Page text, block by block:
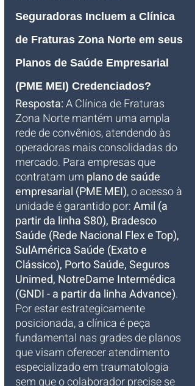
Seguradoras Incluem a Clínica
de Fraturas Zona Norte em seus
Planos de Saúde Empresarial
(PME MEI) Credenciados?
Resposta: A Clínica de Fraturas
Zona Norte mantém uma ampla
rede de convênios, atendendo às
operadoras mais consolidadas do
mercado. Para empresas que
contratam um plano de saúde
empresarial (PME MEI), o acesso à
unidade é garantido por: Amil (a
partir da linha S80), Bradesco
Saúde (Rede Nacional Flex e Top),
SulAmérica Saúde (Exato e
Clássico), Porto Saúde, Seguros
Unimed, NotreDame Intermédica
(GNDI - a partir da linha Advance).
Por estar estrategicamente
posicionada, a clínica é peça
fundamental nas grades de planos
que visam oferecer atendimento
especializado em traumatologia
sem que o colaborador precise se